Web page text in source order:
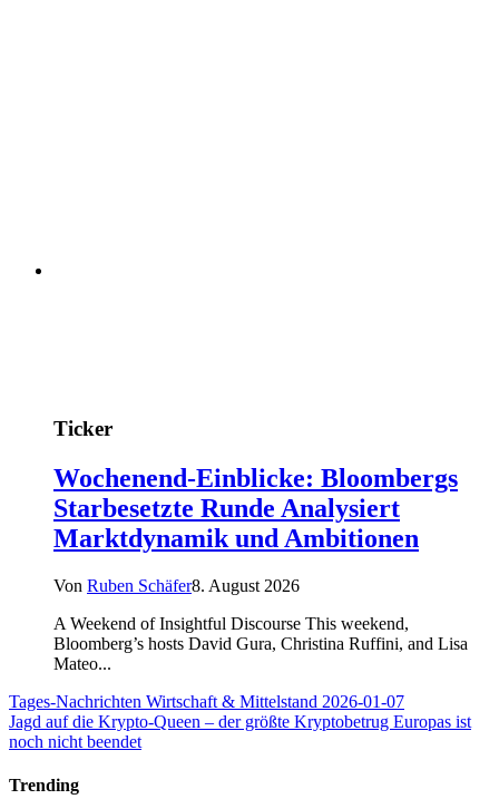
Ticker
Wochenend-Einblicke: Bloombergs
Starbesetzte Runde Analysiert
Marktdynamik und Ambitionen
Von Ruben Schäfer8. August 2026
A Weekend of Insightful Discourse This weekend,
Bloomberg’s hosts David Gura, Christina Ruffini, and Lisa
Mateo...
Tages-Nachrichten Wirtschaft & Mittelstand 2026-01-07
Jagd auf die Krypto-Queen – der größte Kryptobetrug Europas ist
noch nicht beendet
Trending